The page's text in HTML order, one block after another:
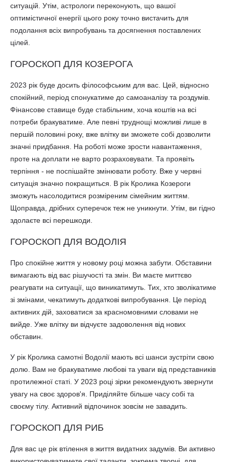
ситуацій. Утім, астрологи переконують, що вашої
оптимістичної енергії цього року точно вистачить для
подолання всіх випробувань та досягнення поставлених
цілей.
ГОРОСКОП ДЛЯ КОЗЕРОГА
2023 рік буде досить філософським для вас. Цей, відносно
спокійний, період спонукатиме до самоаналізу та роздумів.
Фінансове ставище буде стабільним, хоча коштів на всі
потреби бракуватиме. Але певні труднощі можливі лише в
першій половині року, вже влітку ви зможете собі дозволити
значні придбання. На роботі може зрости навантаження,
проте на доплати не варто розраховувати. Та проявіть
терпіння - не поспішайте змінювати роботу. Вже у червні
ситуація значно покращиться. В рік Кролика Козероги
зможуть насолодитися розміреним сімейним життям.
Щоправда, дрібних суперечок теж не уникнути. Утім, ви гідно
здолаєте всі перешкоди.
ГОРОСКОП ДЛЯ ВОДОЛІЯ
Про спокійне життя у новому році можна забути. Обставини
вимагають від вас рішучості та змін. Ви маєте миттєво
реагувати на ситуації, що виникатимуть. Тих, хто зволікатиме
зі змінами, чекатимуть додаткові випробування. Це період
активних дій, заховатися за красномовними словами не
вийде. Уже влітку ви відчуєте задоволення від нових
обставин.
У рік Кролика самотні Водолії мають всі шанси зустріти свою
долю. Вам не бракуватиме любові та уваги від представників
протилежної статі. У 2023 році зірки рекомендують звернути
увагу на своє здоров'я. Приділяйте більше часу собі та
своєму тілу. Активний відпочинок зовсім не завадить.
ГОРОСКОП ДЛЯ РИБ
Для вас це рік втілення в життя видатних задумів. Ви активно